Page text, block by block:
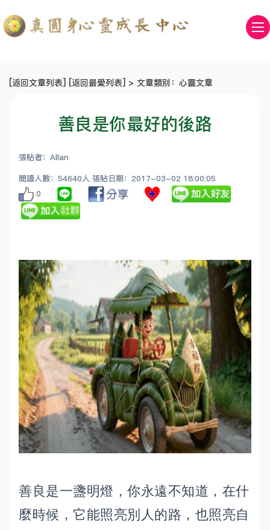
[返回文章列表] [返回最愛列表] > 文章類別：心靈文章
善良是你最好的後路
張貼者：Allan
閱讀人數：54640人 張貼日期：2017-03-02 18:00:05
0
善良是一盞明燈，你永遠不知道，在什
麼時候，它能照亮別人的路，也照亮自